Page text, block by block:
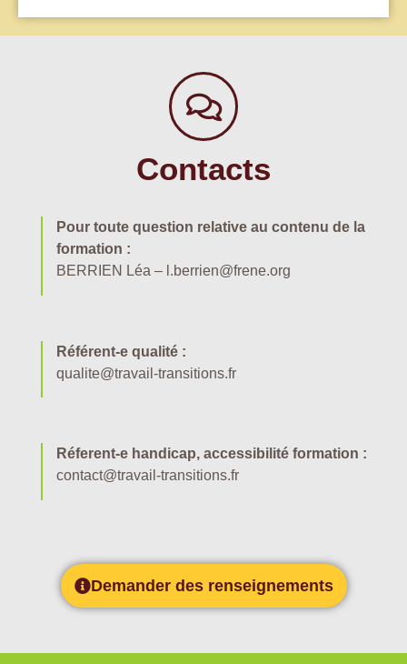
Contacts
Pour toute question relative au contenu de la
formation :
BERRIEN Léa – l.berrien@frene.org
Référent-e qualité :
qualite@travail-transitions.fr
Réferent-e handicap, accessibilité formation :
contact@travail-transitions.fr
Demander des renseignements